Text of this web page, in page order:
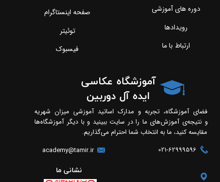
آموزشگاه عکاسی
ایده آل دوربین
فضای آموزشگاه، تجربه و مدارک اساتید آموزشی میزان شهریه
و نتیجه‌ی آموزش‌های ما را در سایت ببینید و با دیگر آموزشگاه‌ها
مقایسه کنید، ما به انتخاب شما احترام می‌گذاریم.
021-62999596
academy@tamir.ir
دوره های آموزشی
رویدادها
ارتباط با ما
صفحه اینستاگرام
توئیتر
فیسبوک
​​نشانی ما